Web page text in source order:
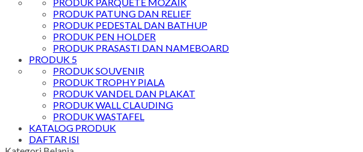
PRODUK PATUNG DAN RELIEF
PRODUK PEDESTAL DAN BATHUP
PRODUK PEN HOLDER
PRODUK PRASASTI DAN NAMEBOARD
PRODUK 5
PRODUK SOUVENIR
PRODUK TROPHY PIALA
PRODUK VANDEL DAN PLAKAT
PRODUK WALL CLAUDING
PRODUK WASTAFEL
KATALOG PRODUK
DAFTAR ISI